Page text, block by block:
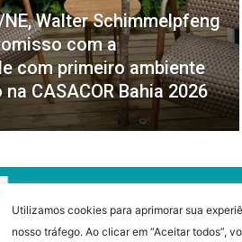
Utilizamos cookies para aprimorar sua
nosso tráfego. Ao clicar em “Aceitar todos”,
Walter Schimmelpfeng
com a
com primeiro ambiente
CASACOR Bahia 2026